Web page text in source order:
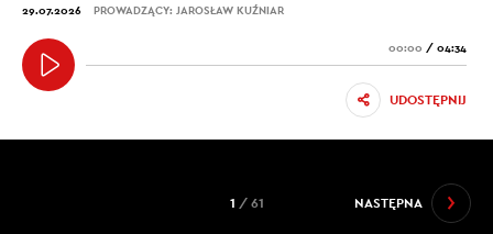
29.07.2026 PROWADZĄCY: JAROSŁAW KUŹNIAR
00:00 / 04:34
UDOSTĘPNIJ
NASTĘPNA
1 / 61